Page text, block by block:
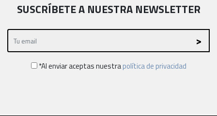
SUSCRÍBETE A NUESTRA NEWSLETTER
*Al enviar aceptas nuestrapolítica de privacidad